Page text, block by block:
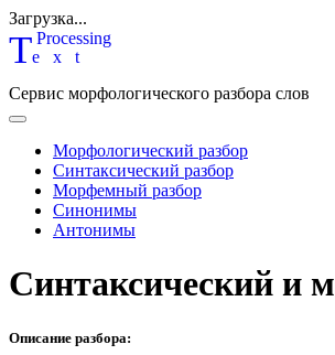
Загрузка...
Text
Processing
Сервис морфологического разбора слов
Морфологический разбор
Синтаксический разбор
Морфемный разбор
Синонимы
Антонимы
Синтаксический и
Описание разбора: